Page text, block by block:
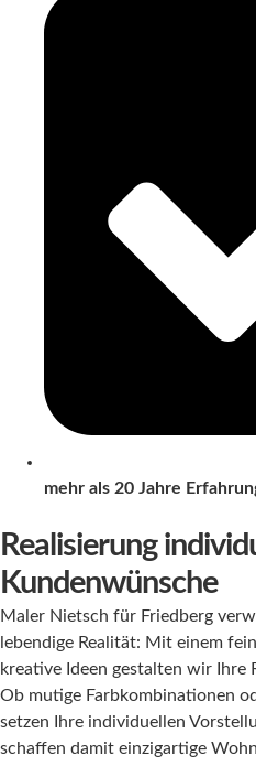
mehr als 20 Jahre
Realisierung
Kundenwünsche
Maler Nietsch für Friedberg
lebendige Realität: Mit einem
kreative Ideen gestalten wir Ihre
Ob mutige Farbkombinationen
setzen Ihre individuellen
schaffen damit einzigartige